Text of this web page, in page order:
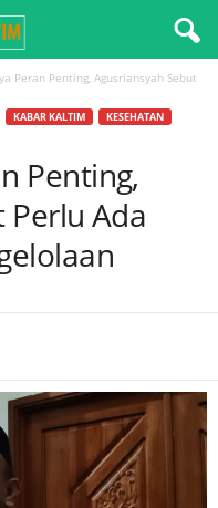
Peran Penting, Agusriansyah Sebut
KABAR KALTIM
KESEHATAN
Penting,
Perlu Ada